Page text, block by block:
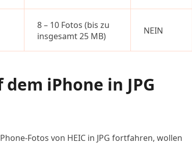
8 – 10 Fotos (bis zu
insgesamt 25 MB)
NEIN
iPhone in JPG
Fotos von HEIC in JPG fortfahren, wollen